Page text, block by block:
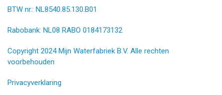
BTW nr.: NL8540.85.130.B01
Rabobank: NL08 RABO 0184173132
Copyright 2024 Mijn Waterfabriek B.V. Alle rechten
voorbehouden
Privacyverklaring